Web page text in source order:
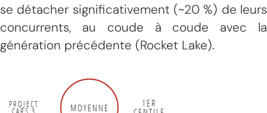
se détacher significativement (~20 %) de leurs
concurrents, au coude à coude avec la
génération précédente (Rocket Lake).